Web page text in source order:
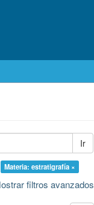
Ir
Materia: estratigrafía ×
filtros avanzados